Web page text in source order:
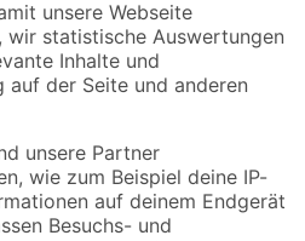
Versandarten